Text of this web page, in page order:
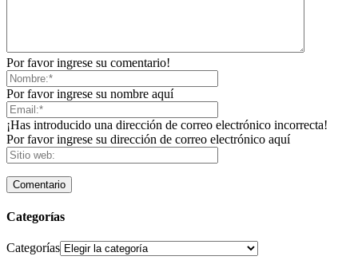
Por favor ingrese su comentario!
Por favor ingrese su nombre aquí
¡Has introducido una dirección de correo electrónico incorrecta!
Por favor ingrese su dirección de correo electrónico aquí
Categorías
Categorías